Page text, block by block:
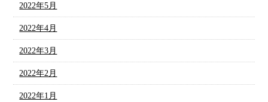
2022年5月
2022年4月
2022年3月
2022年2月
2022年1月